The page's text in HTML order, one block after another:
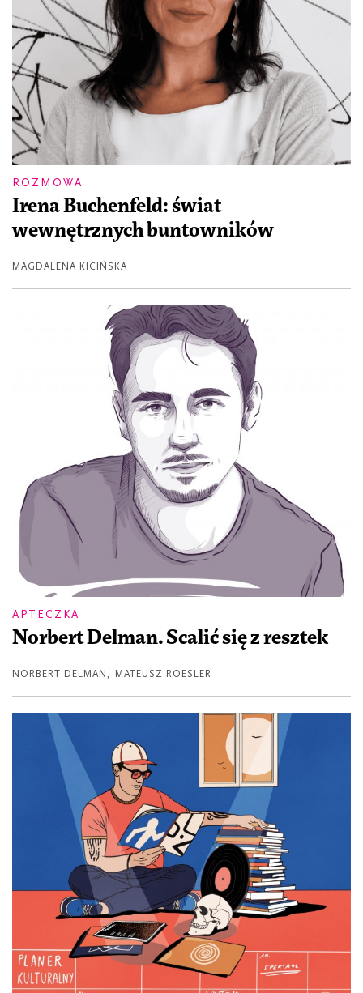
ROZMOWA
Irena Buchenfeld: świat
wewnętrznych buntowników
MAGDALENA KICIŃSKA
APTECZKA
Norbert Delman. Scalić się z resztek
NORBERT DELMAN MATEUSZ ROESLER